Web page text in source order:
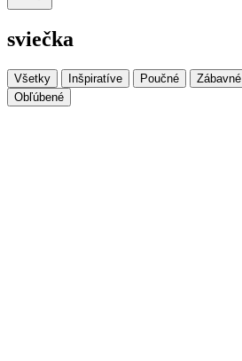
sviečka
Všetky Inšpiratíve Poučné Zábavné
Obľúbené